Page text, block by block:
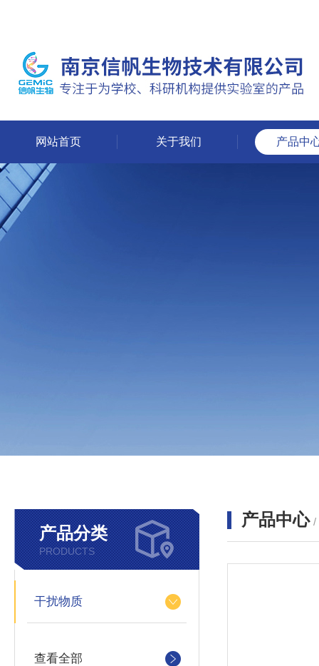
网站首页 关于我们 产品中
产品分类
PRODUCTS
干扰物质
查看全部
产品中心 /